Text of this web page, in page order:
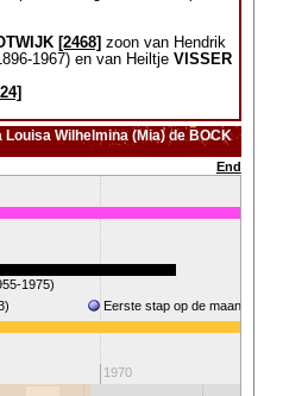
[2468] zoon van Hendrik
1967) en van Heiltje VISSER
Wilhelmina (Mia) de BOCK
End
1970
Eerste stap op de maan (1969)
1975)